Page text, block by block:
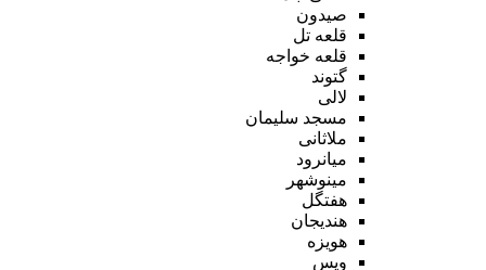
صیدون
قلعه تل
قلعه خواجه
گتوند
لالی
مسجد سلیمان
ملاثانی
میانرود
مینوشهر
هفتگل
هندیجان
هویزه
ویس